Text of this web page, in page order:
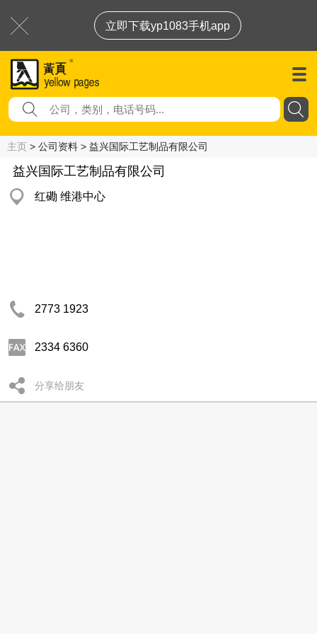
立即下载yp1083手机app
主页 > 公司资料 > 益兴国际工艺制品有限公司
益兴国际工艺制品有限公司
红磡 维港中心
2773 1923
2334 6360
分享给朋友